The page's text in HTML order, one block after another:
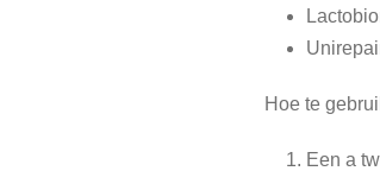
Hoe te
Een a